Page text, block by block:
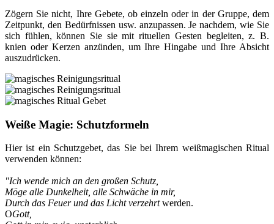
Zögern Sie nicht, Ihre Gebete, ob einzeln oder in der Gruppe, dem
Zeitpunkt, den Bedürfnissen usw. anzupassen. Je nachdem, wie Sie
sich fühlen, können Sie sie mit rituellen Gesten begleiten, z. B.
knien oder Kerzen anzünden, um Ihre Hingabe und Ihre Absicht
auszudrücken.
Weiße Magie: Schutzformeln
Hier ist ein Schutzgebet, das Sie bei Ihrem weißmagischen Ritual
verwenden können:
"Ich wende mich an den großen Schutz
Möge alle Dunkelheit, alle Schwäche in mir,
Durch das Feuer und das Licht verzehrtwerden.
OGott,